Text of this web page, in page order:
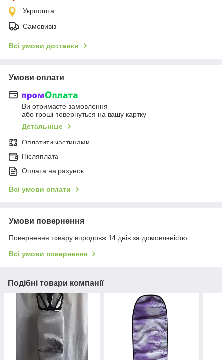
Укрпошта
Самовивіз
Всі умови доставки
Умови оплати
Ви отримаєте замовлення
або гроші повернуться на вашу картку
Детальніше
Оплатити частинами
Післяплата
Оплата на рахунок
Всі умови оплати
Умови повернення
Повернення товару впродовж 14 днів за домовленістю
Всі умови повернення
Подібні товари компанії